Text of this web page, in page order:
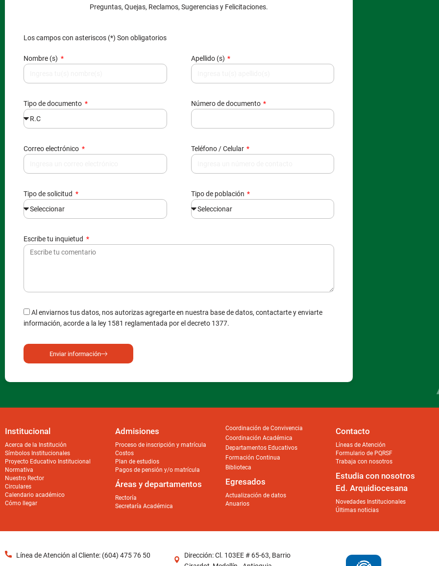
Preguntas, Quejas, Reclamos, Sugerencias y Felicitaciones.
Los campos con asteriscos (*) Son obligatorios
Nombre (s) Apellido (s)
Tipo de documento Número de documento
Correo electrónico Teléfono / Celular
Tipo de solicitud Tipo de población
Escribe tu inquietud
Al enviarnos tus datos, nos autorizas agregarte en nuestra base de datos, contactarte y enviarte
información, acorde a la ley 1581 reglamentada por el decreto 1377.
Enviar información
Institucional
Acerca de la Institución
Símbolos Institucionales
Proyecto Educativo Institucional
Normativa
Nuestro Rector
Circulares
Calendario académico
Cómo llegar
Admisiones
Proceso de inscripción y matrícula
Costos
Plan de estudios
Pagos de pensión y/o matrícula
Áreas y departamentos
Rectoría
Secretaría Académica
Coordinación de Convivencia
Coordinación Académica
Departamentos Educativos
Formación Continua
Biblioteca
Egresados
Actualización de datos
Anuarios
Contacto
Líneas de Atención
Formulario de PQRSF
Trabaja con nosotros
Estudia con nosotros
Ed. Arquidiocesana
Novedades Institucionales
Últimas noticias
Línea de Atención al Cliente: (604) 475 76 50
Dirección: Cl. 103EE # 65-63, Barrio